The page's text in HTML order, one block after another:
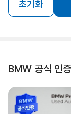
초기화
BMW 공식 인